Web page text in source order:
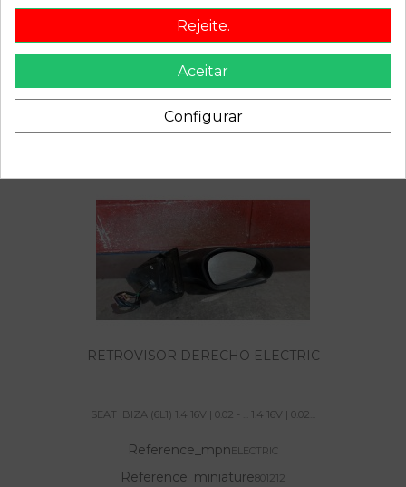
Descrição
Recambio de bomba freno para seat ibiza (6l1) 1.4 16v | 0.02
- ... 1.4 16v | 0.02 - ... referencia OEM IAM
RETROVISOR DERECHO ELECTRIC
SEAT IBIZA (6L1) 1.4 16V | 0.02 - ... 1.4 16V | 0.02...
Reference_mpnELECTRIC
Reference_miniature801212
Rejeite.
Aceitar
Configurar